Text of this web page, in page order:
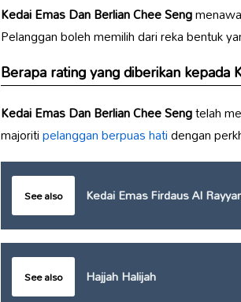
Kedai Emas Dan Berlian Chee Seng
Pelanggan boleh memilih dari reka bentuk
Berapa rating yang diberikan kepada
Kedai Emas Dan Berlian Chee Sengtelah
majoritipelanggan berpuas hatidengan
See also Kedai Emas Firdaus Al
See also Hajjah Halijah